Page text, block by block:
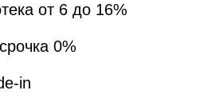
от 6 до 16%
0%
in